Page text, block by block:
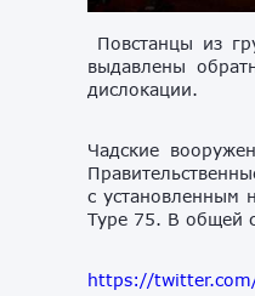
Повстанцы из
выдавлены
дислокации.
Чадские
с установленным
Type 75. В общей
https://